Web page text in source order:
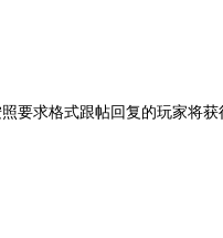
求格式跟帖回复的玩家将获